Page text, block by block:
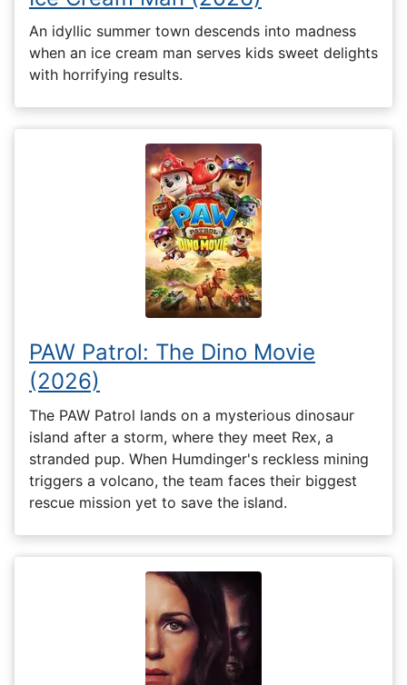
An idyllic summer town descends into madness
when an ice cream man serves kids sweet delights
with horrifying results.
PAW Patrol: The Dino Movie
(2026)
The PAW Patrol lands on a mysterious dinosaur
island after a storm, where they meet Rex, a
stranded pup. When Humdinger's reckless mining
triggers a volcano, the team faces their biggest
rescue mission yet to save the island.